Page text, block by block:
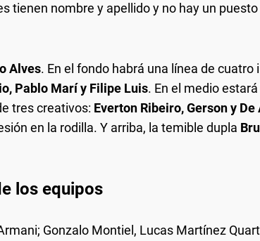
tienen nombre y apellido y no hay un
Alves. En el fondo habrá una línea de cuatro
Pablo Marí y Filipe Luis. En el medio estará
tres creativos: Everton Ribeiro, Gerson y
en la rodilla. Y arriba, la temible dupla
los equipos
Gonzalo Montiel, Lucas Martínez